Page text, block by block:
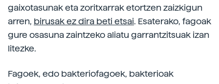
gaixotasunak eta zoritxarrak etortzen zaizkigun
arren, birusak ez dira beti etsai. Esaterako, fagoak
gure osasuna zaintzeko aliatu garrantzitsuak izan
litezke.
Fagoek, edo bakteriofagoek, bakterioak